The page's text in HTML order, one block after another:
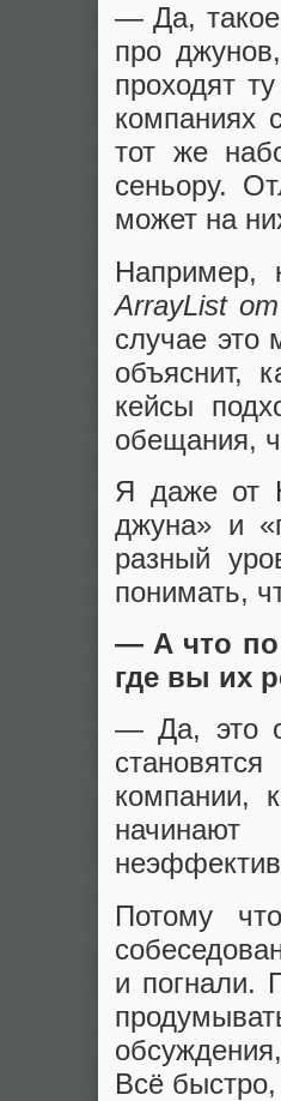
— Да, такое
про
проходят
компаниях
тот же
сеньору.
может на
Например,
ArrayList
случае это
объяснит,
кейсы
обещания,
Я даже от
джуна» и
разный
понимать,
— А что по
где вы их
— Да, это
компании,
Потому
и погнали.
Всё